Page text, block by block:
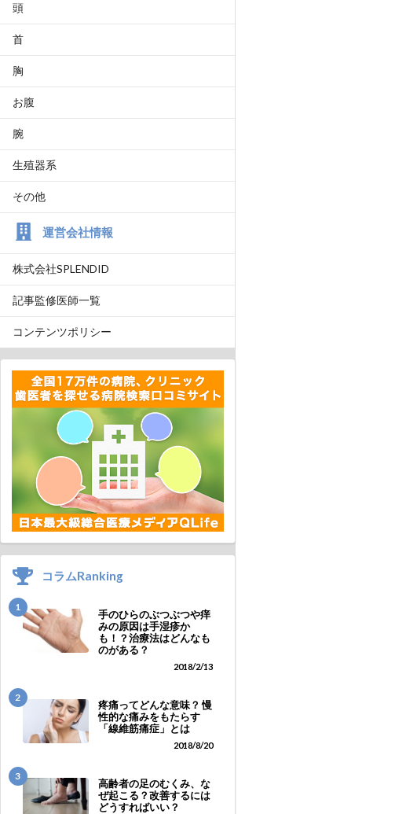
頭
首
胸
お腹
腕
生殖器系
その他
運営会社情報
株式会社SPLENDID
記事監修医師一覧
コンテンツポリシー
コラムRanking
1
手のひらのぶつぶつや痒
みの原因は手湿疹か
も！？治療法はどんなも
のがある？
2018/2/13
2
疼痛ってどんな意味？ 慢
性的な痛みをもたらす
「線維筋痛症」とは
2018/8/20
3
高齢者の足のむくみ、な
ぜ起こる？改善するには
どうすればいい？